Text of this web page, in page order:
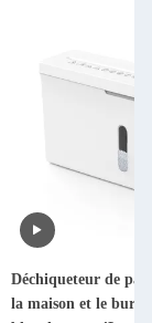
Déchiqueteur de
la maison et le